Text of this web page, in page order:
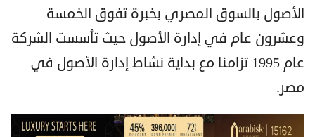
الأصول بالسوق المصري بخبرة تفوق الخمسة
وعشرون عام في إدارة الأصول حيث تأسست الشركة
عام 1995 تزامنا مع بداية نشاط إدارة الأصول في
مصر.